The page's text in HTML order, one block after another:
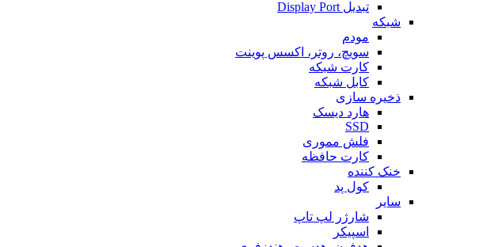
تبدیل Display Port
شبکه
مودم
سویچ، روتر، اکسس پوینت
کارت شبکه
کابل شبکه
ذخیره سازی
هارد دیسک
SSD
فلش مموری
کارت حافظه
خنک کننده
کول پد
سایر
شارژر لپ تاپ
اسپیکر